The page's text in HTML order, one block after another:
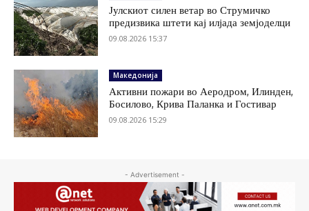
Јулскиот силен ветар во Струмичко
предизвика штети кај илјада земјоделци
09.08.2026 15:37
Македонија
Активни пожари во Аеродром, Илинден,
Босилово, Крива Паланка и Гостивар
09.08.2026 15:29
- Advertisement -